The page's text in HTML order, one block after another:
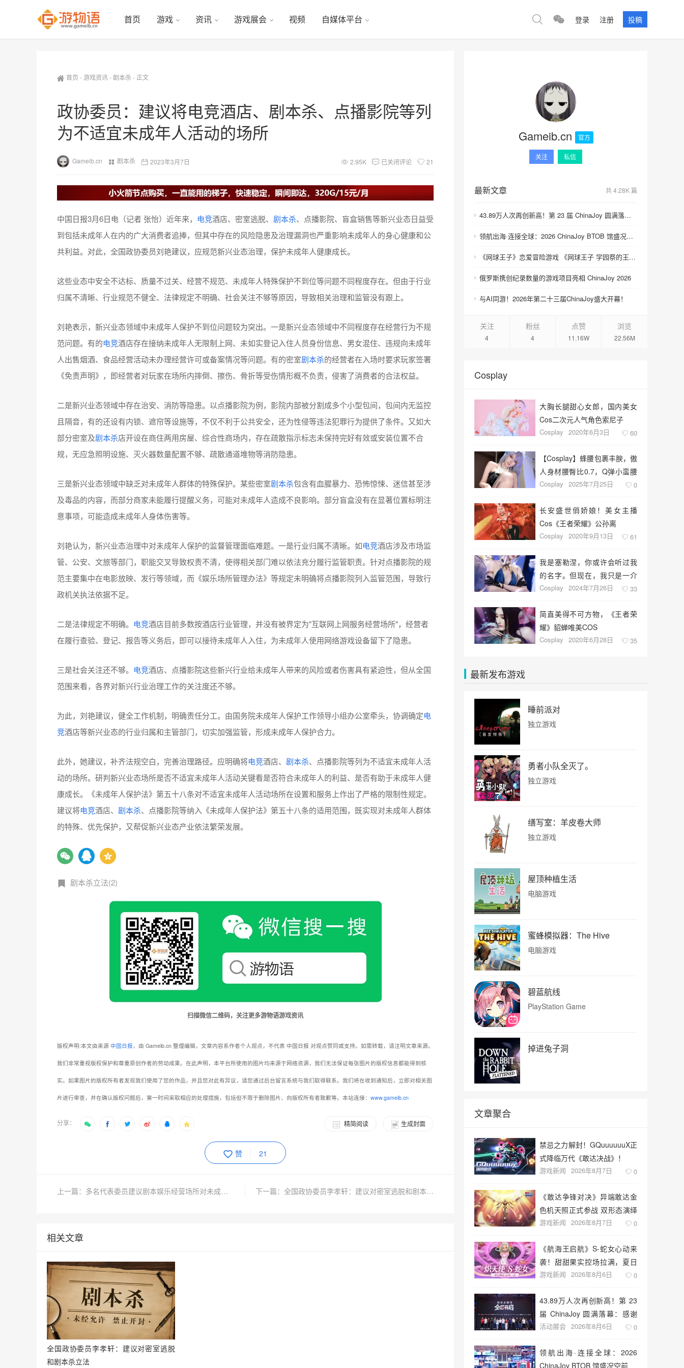
首页 游戏 资讯 游戏展会 视频 自媒体平台 登录 注册 投稿
首页 -游戏资讯-剧本杀 - 正文
政协委员：建议将电竞酒店、剧本杀、点播影院等列
为不适宜未成年人活动的场所
Gameib.cn 剧本杀 2023年3月7日 2.95K 已关闭评论 21
中国日报3月6日电（记者 张怡）近年来， 电竞酒店、密室逃脱、 剧本杀、点播影院、盲盒销售等新兴业态日益受
到包括未成年人在内的广大消费者追捧，但其中存在的风险隐患及治理漏洞也严重影响未成年人的身心健康和公
共利益。对此，全国政协委员刘艳建议，应规范新兴业态治理，保护未成年人健康成长。
这些业态中安全不达标、质量不过关、经营不规范、未成年人特殊保护不到位等问题不同程度存在。但由于行业
归属不清晰、行业规范不健全、法律规定不明确、社会关注不够等原因，导致相关治理和监管没有跟上。
刘艳表示，新兴业态领域中未成年人保护不到位问题较为突出。一是新兴业态领域中不同程度存在经营行为不规
范问题。有的电竞酒店存在接纳未成年人无限制上网、未如实登记入住人员身份信息、男女混住、违规向未成年
人出售烟酒、食品经营活动未办理经营许可或备案情况等问题。有的密室剧本杀的经营者在入场时要求玩家签署
《免责声明》，即经营者对玩家在场所内摔倒、擦伤、骨折等受伤情形概不负责，侵害了消费者的合法权益。
二是新兴业态领域中存在治安、消防等隐患。以点播影院为例，影院内部被分割成多个小型包间，包间内无监控
且隔音，有的还设有内锁、遮帘等设施等，不仅不利于公共安全，还为性侵等违法犯罪行为提供了条件。又如大
部分密室及剧本杀店开设在商住两用房屋、综合性商场内，存在疏散指示标志未保持完好有效或安装位置不合
规，无应急照明设施、灭火器数量配置不够、疏散通道堆物等消防隐患。
三是新兴业态领域中缺乏对未成年人群体的特殊保护。某些密室剧本杀包含有血腥暴力、恐怖惊悚、迷信甚至涉
及毒品的内容，而部分商家未能履行提醒义务，可能对未成年人造成不良影响。部分盲盒没有在显著位置标明注
意事项，可能造成未成年人身体伤害等。
刘艳认为，新兴业态治理中对未成年人保护的监督管理面临难题。一是行业归属不清晰。如电竞酒店涉及市场监
管、公安、文旅等部门，职能交叉导致权责不清，使得相关部门难以依法充分履行监管职责。针对点播影院的规
范主要集中在电影放映、发行等领域，而《娱乐场所管理办法》等规定未明确将点播影院列入监管范围，导致行
政机关执法依据不足。
二是法律规定不明确。 电竞酒店目前多数按酒店行业管理，并没有被界定为"互联网上网服务经营场所"，经营者
在履行查验、登记、报告等义务后，即可以接待未成年人入住，为未成年人使用网络游戏设备留下了隐患。
三是社会关注还不够。 电竞酒店、点播影院这些新兴行业给未成年人带来的风险或者伤害具有紧迫性，但从全国
范围来看，各界对新兴行业治理工作的关注度还不够。
为此，刘艳建议，健全工作机制，明确责任分工。由国务院未成年人保护工作领导小组办公室牵头，协调确定电
竞酒店等新兴业态的行业归属和主管部门，切实加强监管，形成未成年人保护合力。
此外，她建议，补齐法规空白，完善治理路径。应明确将电竞酒店、 剧本杀、点播影院等列为不适宜未成年人活
动的场所。研判新兴业态场所是否不适宜未成年人活动关键看是否符合未成年人的利益、是否有助于未成年人健
康成长。《未成年人保护法》第五十八条对不适宜未成年人活动场所在设置和服务上作出了严格的限制性规定。
建议将电竞酒店、 剧本杀、点播影院等纳入《未成年人保护法》第五十八条的适用范围，既实现对未成年人群体
的特殊、优先保护，又帮促新兴业态产业依法繁荣发展。
剧本杀立法(2)
扫描微信二维码，关注更多游物语游戏资讯
版权声明:本文由来源 中国日报 ，由 Gameib.cn 整理编辑，文章内容系作者个人观点，不代表 中国日报 对观点赞同或支持。如需转载，请注明文章来源。
我们非常重视版权保护和尊重原创作者的劳动成果。在此声明，本平台所使用的图片均来源于网络资源，我们无法保证每张图片的版权信息都能得到核
实。如果图片的版权所有者发现我们使用了您的作品，并且您对此有异议，请您通过后台留言系统与我们取得联系。我们将在收到通知后，立即对相关图
片进行审查，并在确认版权问题后，第一时间采取相应的处理措施，包括但不限于删除图片、向版权所有者致歉等。本站连接： www.gameib.cn
分享： 生成封面
精简阅读
赞 21
上一篇：多名代表委员建议剧本娱乐经营场所对未成年人设限 下一篇：全国政协委员李孝轩：建议对密室逃脱和剧本杀立法
相关文章
全国政协委员李孝轩：建议对密室逃脱
和剧本杀立法
Gameib.cn 官方
关注 私信
最新文章 共 4.28K 篇
43.89万人次再创新高！第 23 届 ChinaJoy 圆满落幕：感谢有你，共赴这场“与 AI 同游”的盛夏之约
领航出海·连接全球：2026 ChinaJoy BTOB 馆盛况空前
《网球王子》恋爱冒险游戏 《网球王子 学园祭的王子们 ♡-40 and more…》与《网球王子 心跳求生 Tie break ♡game》发售
俄罗斯携创纪录数量的游戏项目亮相 ChinaJoy 2026
与AI同游！2026年第二十三届ChinaJoy盛大开幕！
关注
4
粉丝
4
点赞
11.16W
浏览
22.56M
Cosplay
大胸长腿甜心女郎，国内美女
Cos二次元人气角色索尼子
Cosplay 2020年6月3日 60
【Cosplay】蜂腰包裹丰腴，傲
人身材腰臀比0.7，Q弹小蛮腰
心动了！
Cosplay 2025年7月25日 0
长安盛世俏娇娘！美女主播
Cos《王者荣耀》公孙离
Cosplay 2020年9月13日 61
我是塞勒涅，你或许会听过我
的名字。但现在，我只是一介
歌者
Cosplay 2024年7月26日 33
简直美得不可方物，《王者荣
耀》貂蝉唯美COS
Cosplay 2020年6月28日 35
最新发布游戏
睡前派对
独立游戏
勇者小队全灭了。
独立游戏
缮写室：羊皮卷大师
独立游戏
屋顶种植生活
电脑游戏
蜜蜂模拟器：The Hive
电脑游戏
碧蓝航线
PlayStation Game
掉进兔子洞
文章聚合
禁忌之力解封！GQuuuuuuX正
式降临万代《敢达决战》！
游戏新闻 2026年8月7日 0
《敢达争锋对决》异端敢达金
色机天照正式参战 双形态演绎
空中战技
游戏新闻 2026年8月7日 0
《航海王启航》S-蛇女心动来
袭！甜甜果实控场拉满，夏日
盛宴开启
游戏新闻 2026年8月6日 0
43.89万人次再创新高！第 23
届 ChinaJoy 圆满落幕：感谢
有你，共赴这场“与 AI 同游”的
活动展会 2026年8月6日 0
领航出海·连接全球：2026
ChinaJoy BTOB 馆盛况空前